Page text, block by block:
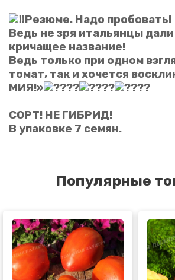
Резюме. Надо пробовать!
Ведь не зря итальянцы
кричащее название!
Ведь только при одном
томат, так и хочется
МИЯ!»
СОРТ! НЕ ГИБРИД!
В упаковке 7 семян.
Популярные